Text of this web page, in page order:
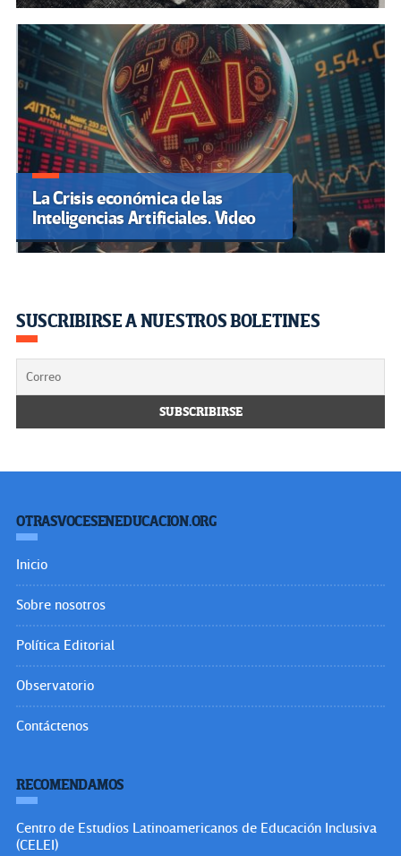
La Crisis económica de las
Inteligencias Artificiales. Video
SUSCRIBIRSE A NUESTROS BOLETINES
OTRASVOCESENEDUCACION.ORG
Inicio
Sobre nosotros
Política Editorial
Observatorio
Contáctenos
RECOMENDAMOS
Centro de Estudios Latinoamericanos de Educación Inclusiva
(CELEI)